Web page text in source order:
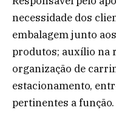
necessidade dos
embalagem junto
produtos; auxílio na
organização de
estacionamento,
pertinentes a função.